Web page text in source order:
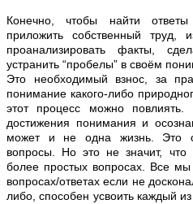
Конечно, чтобы найти
приложить собственный труд,
проанализировать факты,
устранить “пробелы” в своём
Это необходимый взнос, за
понимание какого-либо
этот процесс можно
достижения понимания и
может и не одна жизнь. Это
вопросы. Но это не значит,
более простых вопросах. Все мы
вопросах/ответах если не
либо, способен усвоить каждый